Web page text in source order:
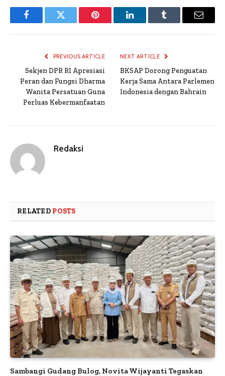
FacebookTwitter Pinterest LinkedInTumblr Email
PREVIOUS ARTICLE
Sekjen DPR RI Apresiasi
Peran dan Fungsi Dharma
Wanita Persatuan Guna
Perluas Kebermanfaatan
NEXT ARTICLE
BKSAP Dorong Penguatan
Kerja Sama Antara Parlemen
Indonesia dengan Bahrain
Redaksi
RELATED POSTS
Sambangi Gudang Bulog, Novita Wijayanti Tegaskan